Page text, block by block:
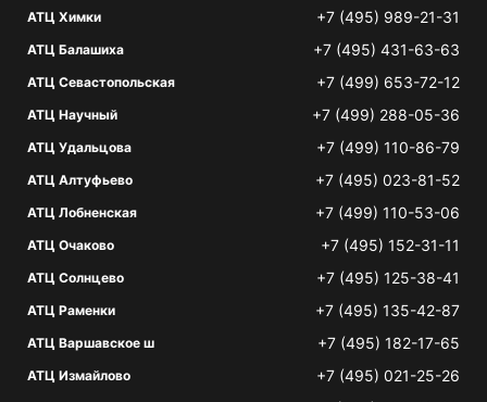
АТЦ Химки +7 (495) 989-21-31
АТЦ Балашиха +7 (495) 431-63-63
АТЦ Севастопольская +7 (499) 653-72-12
АТЦ Научный +7 (499) 288-05-36
АТЦ Удальцова +7 (499) 110-86-79
АТЦ Алтуфьево +7 (495) 023-81-52
АТЦ Лобненская +7 (499) 110-53-06
АТЦ Очаково +7 (495) 152-31-11
АТЦ Солнцево +7 (495) 125-38-41
АТЦ Раменки +7 (495) 135-42-87
АТЦ Варшавское ш +7 (495) 182-17-65
АТЦ Измайлово +7 (495) 021-25-26